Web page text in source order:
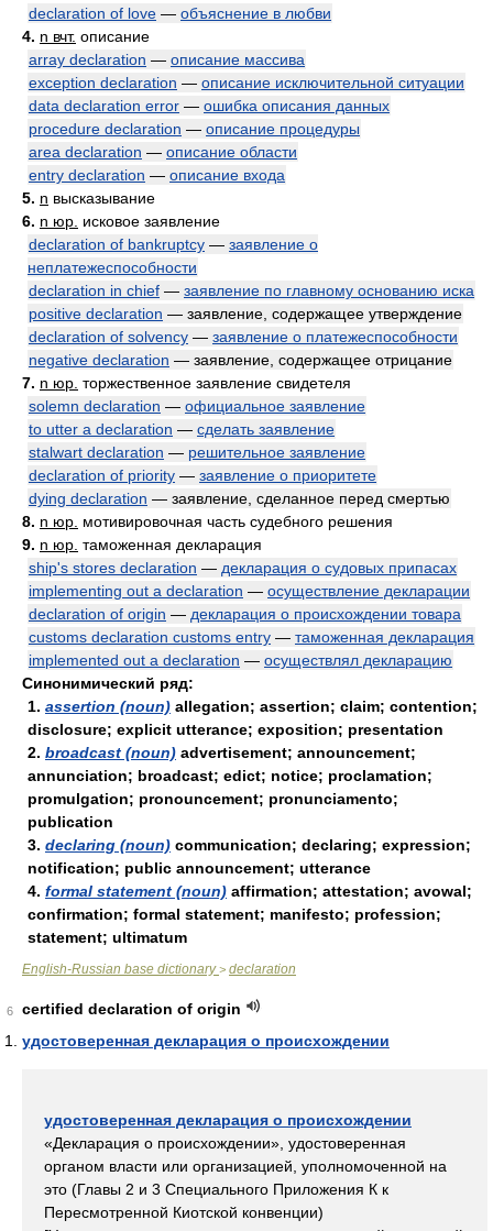
declaration of love — объяснение в любви
4. n вчт. описание
array declaration — описание массива
exception declaration — описание исключительной ситуации
data declaration error — ошибка описания данных
procedure declaration — описание процедуры
area declaration — описание области
entry declaration — описание входа
5. n высказывание
6. n юр. исковое заявление
declaration of bankruptcy — заявление о
неплатежеспособности
declaration in chief — заявление по главному основанию иска
positive declaration — заявление, содержащее утверждение
declaration of solvency — заявление о платежеспособности
negative declaration — заявление, содержащее отрицание
7. n юр. торжественное заявление свидетеля
solemn declaration — официальное заявление
to utter a declaration — сделать заявление
stalwart declaration — решительное заявление
declaration of priority — заявление о приоритете
dying declaration — заявление, сделанное перед смертью
8. n юр. мотивировочная часть судебного решения
9. n юр. таможенная декларация
ship's stores declaration — декларация о судовых припасах
implementing out a declaration — осуществление декларации
declaration of origin — декларация о происхождении товара
customs declaration customs entry — таможенная декларация
implemented out a declaration — осуществлял декларацию
Синонимический ряд:
1. assertion (noun) allegation; assertion; claim; contention;
disclosure; explicit utterance; exposition; presentation
2. broadcast (noun) advertisement; announcement;
annunciation; broadcast; edict; notice; proclamation;
promulgation; pronouncement; pronunciamento;
publication
3. declaring (noun) communication; declaring; expression;
notification; public announcement; utterance
4. formal statement (noun) affirmation; attestation; avowal;
confirmation; formal statement; manifesto; profession;
statement; ultimatum
English-Russian base dictionary> declaration
6
certified declaration of origin
удостоверенная декларация о происхождении
удостоверенная декларация о происхождении
«Декларация о происхождении», удостоверенная
органом власти или организацией, уполномоченной на
это (Главы 2 и 3 Специального Приложения К к
Пересмотренной Киотской конвенции)